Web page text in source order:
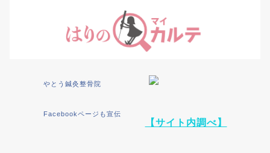
やとう鍼灸整骨院
Facebookページも宣伝
【サイト内調べ】